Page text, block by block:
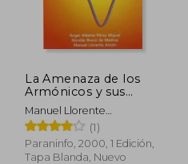
45%
dcto.
La Amenaza de los
Armónicos y sus
Soluciones
Manuel Llorente
Anton,Angel Alberto Perez
Miguel,Nicolas Bravo De
Medina
(1)
Paraninfo, 2000, 1 Edición,
Tapa Blanda, Nuevo